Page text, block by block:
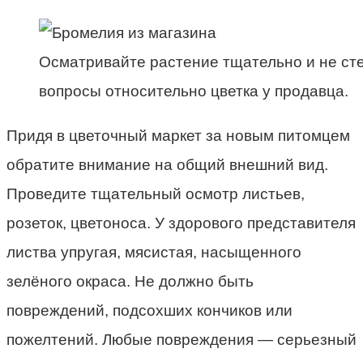
Осматривайте растение тщательно и не
вопросы относительно цветка у продавца.
Придя в цветочный маркет за новым питомцем
обратите внимание на общий внешний вид.
Проведите тщательный осмотр листьев,
розеток, цветоноса. У здорового представителя
листва упругая, мясистая, насыщенного
зелёного окраса. Не должно быть
повреждений, подсохших кончиков или
пожелтений. Любые повреждения — серьезный